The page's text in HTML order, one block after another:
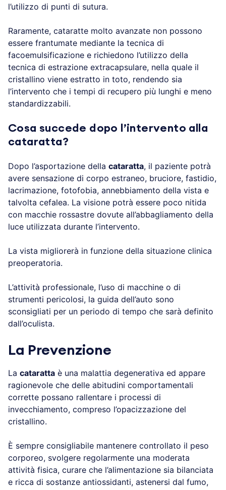
l’utilizzo di punti di sutura.
Raramente, cataratte molto avanzate non possono
essere frantumate mediante la tecnica di
facoemulsificazione e richiedono l’utilizzo della
tecnica di estrazione extracapsulare, nella quale il
cristallino viene estratto in toto, rendendo sia
l’intervento che i tempi di recupero più lunghi e meno
standardizzabili.
Cosa succede dopo l’intervento alla
cataratta?
Dopo l’asportazione della cataratta, il paziente potrà
avere sensazione di corpo estraneo, bruciore, fastidio,
lacrimazione, fotofobia, annebbiamento della vista e
talvolta cefalea. La visione potrà essere poco nitida
con macchie rossastre dovute all’abbagliamento della
luce utilizzata durante l’intervento.
La vista migliorerà in funzione della situazione clinica
preoperatoria.
L’attività professionale, l’uso di macchine o di
strumenti pericolosi, la guida dell’auto sono
sconsigliati per un periodo di tempo che sarà definito
dall’oculista.
La Prevenzione
La cataratta è una malattia degenerativa ed appare
ragionevole che delle abitudini comportamentali
corrette possano rallentare i processi di
invecchiamento, compreso l’opacizzazione del
cristallino.
È sempre consigliabile mantenere controllato il peso
corporeo, svolgere regolarmente una moderata
attività fisica, curare che l’alimentazione sia bilanciata
e ricca di sostanze antiossidanti, astenersi dal fumo,